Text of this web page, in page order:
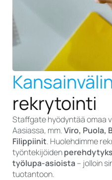
rekrytointi
Staffgate hyödyntää omaa
Aasiassa, mm.Viro, Puola,
Filippiinit. Huolehdimme
työntekijöiden
työlupa-asioista– jolloin
tuotantoon.